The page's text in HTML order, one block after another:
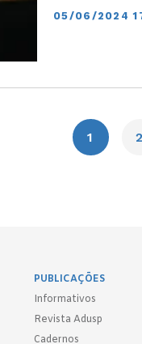
05/06/2024
1 2
PUBLICAÇÕES
Informativos
Revista Adusp
Cadernos